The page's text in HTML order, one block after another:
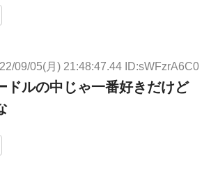
09/05(月) 21:48:47.44 ID:sWFzrA6C0
ドルの中じゃ一番好きだけど